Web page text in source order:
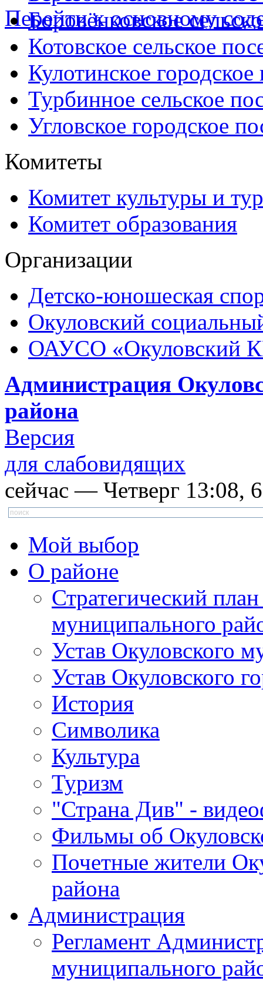
Перейти к основному
Боровёнковское
Котовское сельское
Кулотинское городское
Турбинное сельское
Угловское городское
Комитеты
Комитет культуры и
Комитет образования
Организации
Детско-юношеская
Окуловский
ОАУСО «Окуловский
Администрация
района
Версия
для слабовидящих
сейчас — Четверг 13:08, 6
Мой выбор
О районе
Стратегический
муниципального
Устав Окуловского
Устав Окуловского
История
Символика
Культура
Туризм
"Страна Див" -
Фильмы об
Почетные жители
района
Администрация
Регламент
муниципального